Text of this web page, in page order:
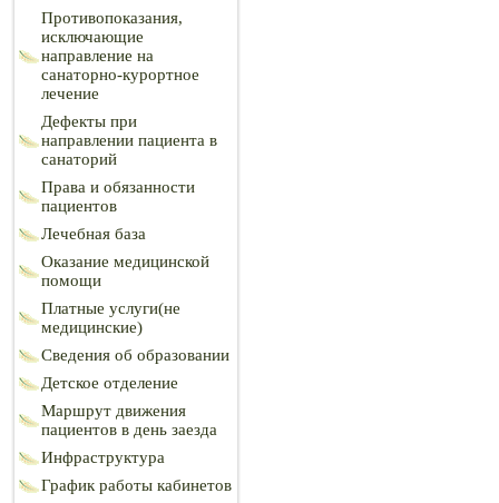
Противопоказания,
исключающие
направление на
санаторно-курортное
лечение
Дефекты при
направлении пациента в
санаторий
Права и обязанности
пациентов
Лечебная база
Оказание медицинской
помощи
Платные услуги(не
медицинские)
Сведения об образовании
Детское отделение
Маршрут движения
пациентов в день заезда
Инфраструктура
График работы кабинетов